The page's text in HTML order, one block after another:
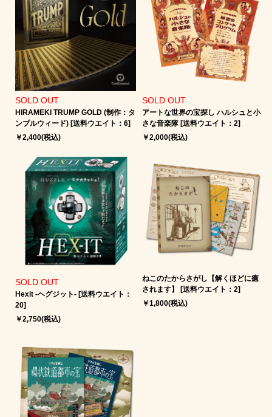
SOLD OUT
HIRAMEKI TRUMP GOLD (制作：タ
ンブルウィード) [送料ウエイト：6]
￥2,400(税込)
SOLD OUT
アートな世界の宝探し ハルシュと小
さな音楽隊 [送料ウエイト：2]
￥2,000(税込)
SOLD OUT
Hexit -ヘグジット‐ [送料ウエイト：
20]
￥2,750(税込)
ねこのたからさがし【解くほどに癒
されます】 [送料ウエイト：2]
￥1,800(税込)